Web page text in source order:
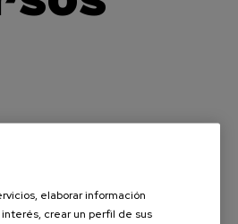
elaborar información
crear un perfil de sus